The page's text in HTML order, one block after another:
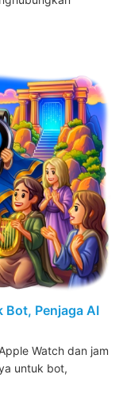
Bot, Penjaga AI
Watch dan jam
untuk bot,